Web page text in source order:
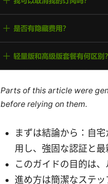
Parts of this article were
before relying on them.
まずは結論から：自
用し、強固な認証と最
このガイドの目的は
進め方は簡潔なステッ